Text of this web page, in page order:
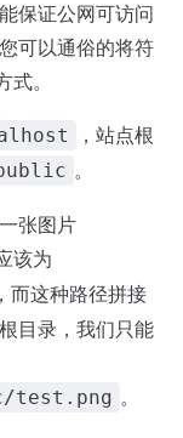
保证公网可访问
您可以通俗的将符
。
，站点根
。
张图片
该为
，而这种路径拼接
目录，我们只能
test.png 。